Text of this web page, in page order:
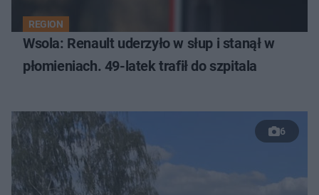
REGION
Wsola: Renault uderzyło w słup i stanął w
płomieniach. 49-latek trafił do szpitala
6